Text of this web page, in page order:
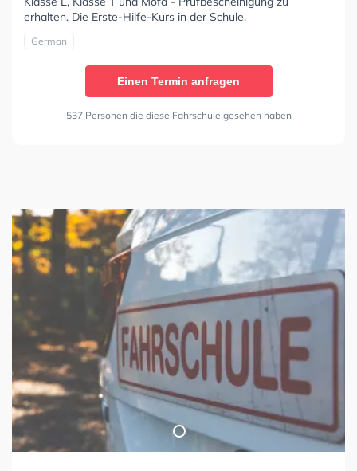
erhalten. Die Erste-Hilfe-Kurs in der Schule.
German
Einen Termin anfragen
537 Personen die diese Fahrschule gesehen haben